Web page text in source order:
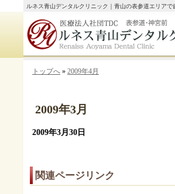
2009年3月
ルネス青山デンタルクリニック｜青山の表参道エリア
トップへ » 2009年4月
2009年3月30日
関連ページリンク